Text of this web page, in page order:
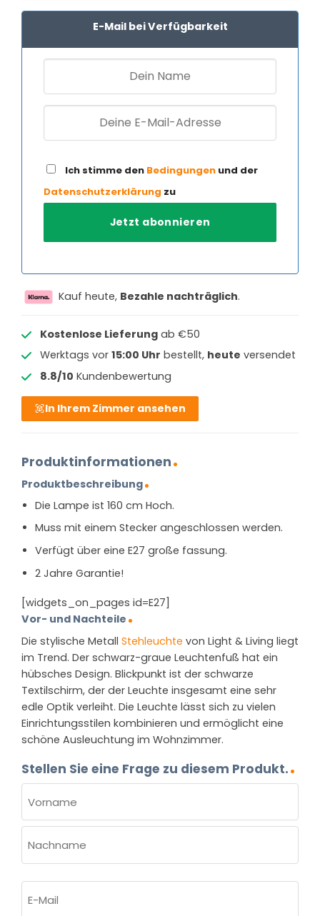
E-Mail bei Verfügbarkeit
Ich stimme den Bedingungen und der
Datenschutzerklärung zu
Kauf heute, Bezahle nachträglich.
Kostenlose Lieferungab €50
Werktags vor 15:00 Uhr bestellt, heute versendet
8.8/10 Kundenbewertung
In Ihrem Zimmer ansehen
Produktinformationen
Produktbeschreibung
Die Lampe ist 160 cm Hoch.
Muss mit einem Stecker angeschlossen werden.
Verfügt über eine E27 große fassung.
2 Jahre Garantie!
[widgets_on_pages id=E27]
Vor- und Nachteile
Die stylische Metall Stehleuchte von Light & Living liegt
im Trend. Der schwarz-graue Leuchtenfuß hat ein
hübsches Design. Blickpunkt ist der schwarze
Textilschirm, der der Leuchte insgesamt eine sehr
edle Optik verleiht. Die Leuchte lässt sich zu vielen
Einrichtungsstilen kombinieren und ermöglicht eine
schöne Ausleuchtung im Wohnzimmer.
Stellen Sie eine Frage zu diesem Produkt.
(ERFORDERLICH)
Vorname
Mail